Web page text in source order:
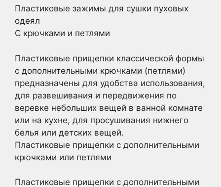
Пластиковые зажимы для сушки пуховых
одеял
С крючками и петлями
Пластиковые прищепки классической формы
с дополнительными крючками (петлями)
предназначены для удобства использования,
для развешивания и передвижения по
веревке небольших вещей в ванной комнате
или на кухне, для просушивания нижнего
белья или детских вещей.
Пластиковые прищепки с дополнительными
крючками или петлями
Пластиковые прищепки с дополнительными